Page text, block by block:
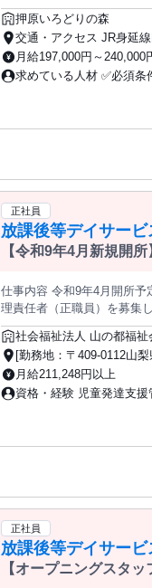
業所をオープン！ 一緒に子どもの育ちを
こがPOINT！ ／ ＿＿＿＿＿＿＿＿＿＿＿＿＿＿＿＿◢
できます ✅運営や集客の不安は 39年の歴史を持つ法人が すべてバックアップ ✅給与197,000円～240,000円と好待遇！
更に、保育園などで５年以上の経験ある方はプ
どなし！ （令和９年度以降はシフトで土曜勤務の
＜1日の流れについて＞ ￣
す。 ■09:00 子どもたちの生活支援 └遊びと生活を中心としたゆったりとした時間を過ごします。 ■13:00 昼休憩 └仲間
どなく プライベートも大切にできます♪ ⏩このお仕事は 単なる「支援」 ではありません！ 子どもたちの未来をデザイ
￣ ⭐入社後のステップについて ＿＿＿＿＿＿＿＿＿＿＿＿＿＿＿＿◢ 【STEP 1：基盤づくり期】
……………………………………………
していきます。 【STEP 2：創造・実践期】 …………………………………………… （入社後半年～） いよいよ、仲間
の表情を見ながら、 PDCAを回
談や相談対応も重要な役割
ップが生まれます。 【STEP 3：発展・深化期】 …………………………………………… （1年後～） 施設の運営が軌道
に乗ってきたら、 次のステージへ進みます。 施設の研修制度で、知識や
いきます。 ゆくゆくは、 認定こども園や放課後児童クラブなど 法人の持つ多様な事業と連携した、 地域でもユニーク
な取り組みを 企画することも検討しています。 チームみんなで、施
￣￣￣￣￣￣￣￣￣￣￣￣￣￣ ✨この仕事で得られるもの✨ ＿＿＿＿＿＿＿＿＿＿＿＿＿＿＿＿◢
る」経験
たは保育士としての専門業務に 100%没頭できます！ ◤￣
事や調整業務に追われ、 子どもたち一人ひとりと向き合う 時間が足りない…」 保育士として、そんな葛藤やジレンマ
を抱えたことは ありませんか？ あなたの経験と子どもたちへの 熱い想いを、ただの歯車としてではなく
上げるエンジンとして 活か
えた新施設です✨ あなたには、 これまでの経験を存分に発揮し ゼロから理想の支援を創り上げていく 中心人物になっ
ていただきたいと 考えています。 運営や集客の不安は39年の歴史を持つ 法人がすべてバック
押原いろどりの森
交通・アクセス JR身延
月給197,000円～240,000
求めている人材 ✅必須条件
げたい方 ・子どもだけでなく、保護者
援に 貢献したいという想いのある方 ＊･｡･＊･｡･＊･｡･＊･｡･＊･｡･＊･｡･＊･｡･＊ これ
までの経験を活かしなが
です！ オープニングスタッフとして、 あなたのアイデアや想いを 形にできる貴重な
機会です！ 経験豊富な方はもちろん 「もっと自分らしい支援がしたい」 という熱意
正社員
放課後等デイサー
【令和9年4月新規開
仕事内容 令和9年4月開所
理責任者（正職員）を募集します。 新しい施設の立ち上げに関わりながら、 子ども一人ひと
現していける、 やりがいの大きな仕事です。 開所前の準備段階から関
理想の支援環境づくりに携わっていただけます。 【お仕事内容】
面談、関係機関との連絡調整、
達支援管理責任者資格をお持ちの方。 【勤務時間】 9:00～18:00 残業はほとんどありま
制で、年間休日117日を確保し
211,248円～で、 処遇改善
（前年度実績3.5カ月分）、退職
たちの成長を支えながら、 地域に
やりがいと、 安定した勤務条件の両方を備えた職場
社会福祉法人 山の都福祉
[勤務地：〒409-0112山
月給211,248円以上
資格・経験 児童発達支援
正社員
放課後等デイサー
【オープニングスタ